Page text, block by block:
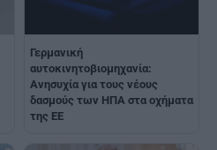
Γερμανική
αυτοκινητοβιομηχανία:
Ανησυχία για τους νέους
δασμούς των ΗΠΑ στα οχήματα
της ΕΕ